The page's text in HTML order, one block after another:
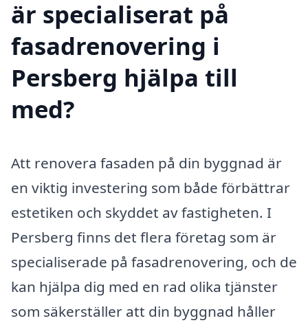
är specialiserat på
fasadrenovering i
Persberg hjälpa till
med?
Att renovera fasaden på din byggnad är
en viktig investering som både förbättrar
estetiken och skyddet av fastigheten. I
Persberg finns det flera företag som är
specialiserade på fasadrenovering, och de
kan hjälpa dig med en rad olika tjänster
som säkerställer att din byggnad håller